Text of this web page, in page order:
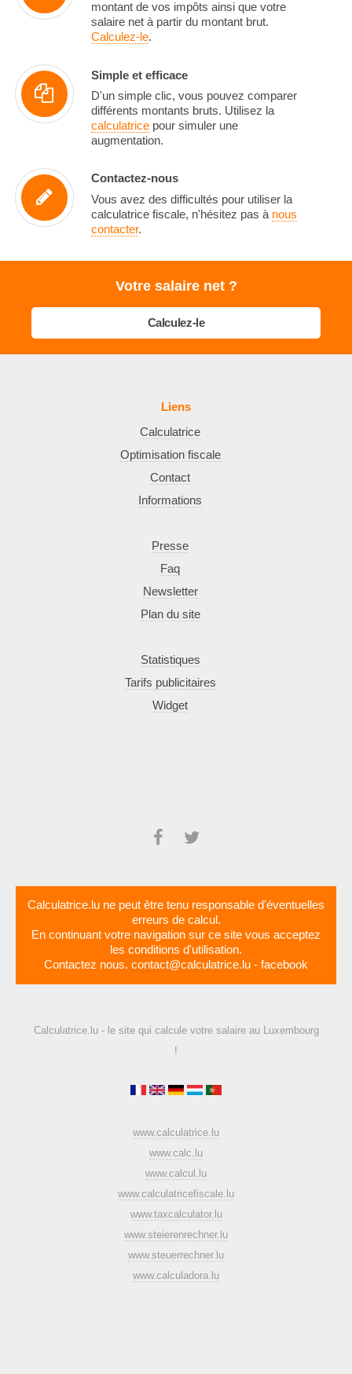
montant de vos impôts ainsi que votre
salaire net à partir du montant brut.
Calculez-le.
Simple et efficace
D'un simple clic, vous pouvez comparer
différents montants bruts. Utilisez la
calculatricepour simuler une
augmentation.
Contactez-nous
Vous avez des difficultés pour utiliser la
calculatrice fiscale, n'hésitez pas à nous
contacter.
Votre salaire net ?
Calculez-le
Liens
Calculatrice
Optimisation fiscale
Contact
Informations
Presse
Faq
Newsletter
Plan du site
Statistiques
Tarifs publicitaires
Widget
Calculatrice.lu ne peut être tenu responsable d'éventuelles
erreurs de calcul.
En continuant votre navigation sur ce site vous acceptez
les conditions d'utilisation.
Contactez nous. contact@calculatrice.lu - facebook
Calculatrice.lu - le site qui calcule votre salaire au Luxembourg
!
www.calculatrice.lu
www.calc.lu
www.calcul.lu
www.calculatricefiscale.lu
www.taxcalculator.lu
www.steierenrechner.lu
www.steuerrechner.lu
www.calculadora.lu